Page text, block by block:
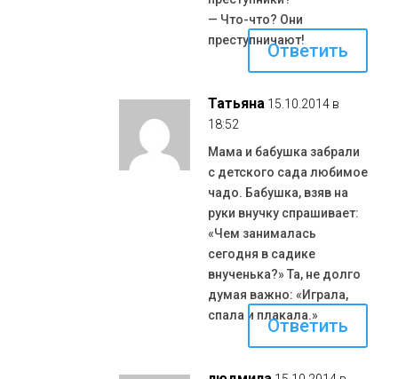
— Что-что? Они
преступничают!Ответить
Татьяна 15.10.2014 в
18:52
Мама и бабушка забрали
с детского сада любимое
чадо. Бабушка, взяв на
руки внучку спрашивает:
«Чем занималась
сегодня в садике
внученька?» Та, не долго
думая важно: «Играла,
спала и плакала.»
Ответить